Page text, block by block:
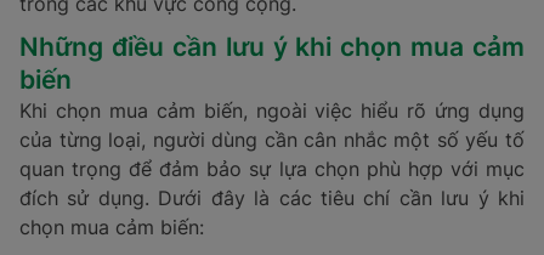
công nghiệp.
20. Cảm biến điện
Cảm biến điện có khả năng đo lường các chỉ số điện
như dòng điện và điện áp, giúp theo dõi tình trạng
hoạt động của các thiết bị điện. Chúng cung cấp tín
hiệu cho các hệ thống giám sát hoặc thiết bị đo lường,
giúp bảo vệ hệ thống khỏi các sự cố điện.
Ví dụ:Cảm biến điện được sử dụng trong các máy